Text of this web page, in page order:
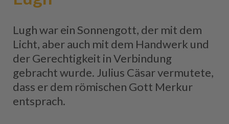
Lugh war ein Sonnengott, der mit dem
Licht, aber auch mit dem Handwerk und
der Gerechtigkeit in Verbindung
gebracht wurde. Julius Cäsar vermutete,
dass er dem römischen Gott Merkur
entsprach.